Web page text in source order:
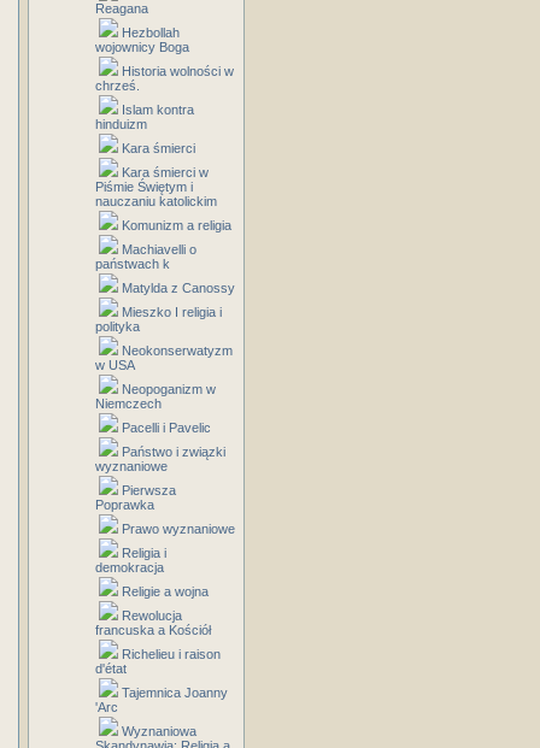
Reagana
Hezbollah
wojownicy Boga
Historia wolności w
chrześ.
Islam kontra
hinduizm
Kara śmierci
Kara śmierci w
Piśmie Świętym i
nauczaniu katolickim
Komunizm a religia
Machiavelli o
państwach k
Matylda z Canossy
Mieszko I religia i
polityka
Neokonserwatyzm
w USA
Neopoganizm w
Niemczech
Pacelli i Pavelic
Państwo i związki
wyznaniowe
Pierwsza
Poprawka
Prawo wyznaniowe
Religia i
demokracja
Religie a wojna
Rewolucja
francuska a Kościół
Richelieu i raison
d'état
Tajemnica Joanny
'Arc
Wyznaniowa